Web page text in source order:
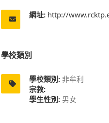
網址: http://
學校類別
學校類別: 非牟利
宗教:
學生性別: 男女